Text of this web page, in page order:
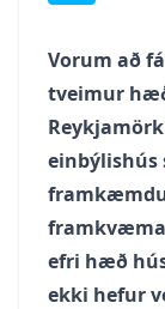
Vorum að
tveimur
einbýlishús
efri hæð
ekki hefur